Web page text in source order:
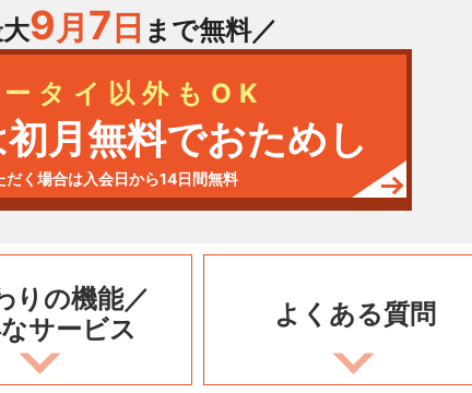
9月 7 日 まで無料／
タイ以外もOK
月無料でおためし
く場合は入会日から14日間無料
りの機能／
サービス
よくある質問